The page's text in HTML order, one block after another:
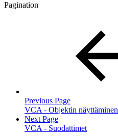
Pagination
Previous Page
VCA - Objektin näyttäminen
Next Page
VCA - Suodattimet